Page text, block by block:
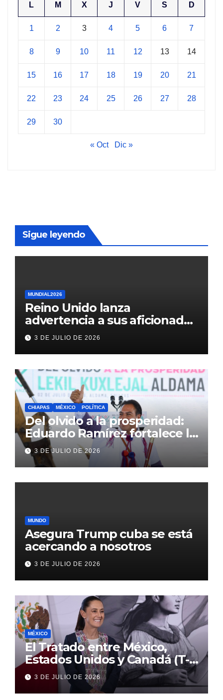
L M X J V S D
1 2 3 4 5 6 7
8 9 10 11 12 13 14
15 16 17 18 19 20 21
22 23 24 25 26 27 28
29 30
« Oct Dic »
Sigue leyendo
MUNDIAL2026
Reino Unido lanza
advertencia a sus aficionados
antes del México vs
Inglaterra en el Mundial 2026
3 DE JULIO DE 2026
CHIAPAS MÉXICO POLÍTICA
Del olvido a la prosperidad:
Eduardo Ramírez fortalece la
transformación de Aldama
con inversión histórica
3 DE JULIO DE 2026
MUNDO
Asegura Trump cuba se está
acercando a nosotros
3 DE JULIO DE 2026
MÉXICO
El Tratado entre México,
Estados Unidos y Canadá (T-
MEC) se mantiene hasta el
2036: Presidenta Claudia
Sheinbaum
3 DE JULIO DE 2026